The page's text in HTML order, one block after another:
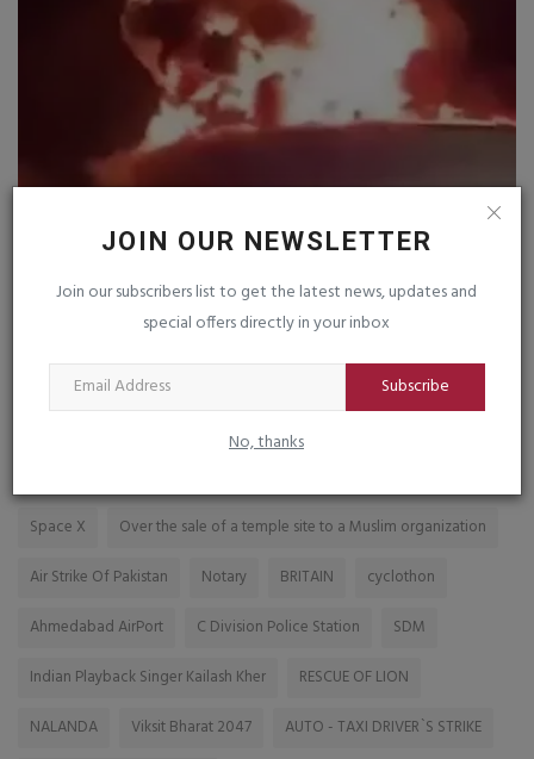
JOIN OUR NEWSLETTER
Join our subscribers list to get the latest news, updates and
special offers directly in your inbox
Subscribe
No, thanks
હુતિ ઉગ્રવાદીઓએ સાઉદીઅરબ અને યમન પર
હુમલો કર્યો : પ૮ સૈનિકોના...
Aug 7, 2026 0
Space X
Over the sale of a temple site to a Muslim organization
Air Strike Of Pakistan
Notary BRITAIN
cyclothon
Ahmedabad AirPort
C Division Police Station
SDM
Indian Playback Singer Kailash Kher
RESCUE OF LION
NALANDA
Viksit Bharat 2047
AUTO - TAXI DRIVER`S STRIKE